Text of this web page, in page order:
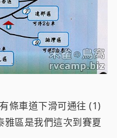
條車道下滑可通往 (1)
區是我們這次到賽夏